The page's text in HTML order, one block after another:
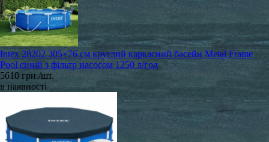
Intex 28202 305×76 см круглий каркасний басейн Metal Frame
Pool синій з фільтр насосом 1250 л/год
5610 грн./шт.
в наявності